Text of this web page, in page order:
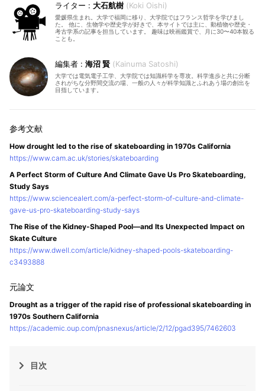
大石航樹 Koki Oishi
愛媛県生まれ。大学で福岡に移り、大学院ではフランス哲学を学びまし
た。 他に、生物学や歴史学が好きで、本サイトでは主に、動植物や歴史・
考古学系の記事を担当しています。 趣味は映画鑑賞で、月に30〜40本観る
ことも。
海沼 賢 Kainuma Satoshi
大学では電気電子工学、大学院では知識科学を専攻。科学進歩と共に分断
されがちな分野間交流の場、一般の人々が科学知識とふれあう場の創出を
目指しています。
How drought led to the rise of skateboarding in 1970s California
https://www.cam.ac.uk/stories/skateboarding
A Perfect Storm of Culture And Climate Gave Us Pro Skateboarding,
Study Says
https://www.sciencealert.com/a-perfect-storm-of-culture-and-climate-
gave-us-pro-skateboarding-study-says
The Rise of the Kidney-Shaped Pool—and Its Unexpected Impact on
Skate Culture
https://www.dwell.com/article/kidney-shaped-pools-skateboarding-
c3493888
Drought as a trigger of the rapid rise of professional skateboarding in
1970s Southern California
https://academic.oup.com/pnasnexus/article/2/12/pgad395/7462603
目次